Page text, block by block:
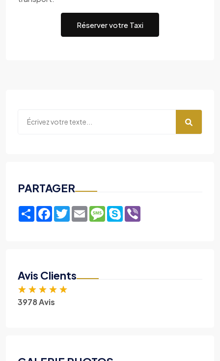
Réserver votre Taxi
PARTAGER
ShareFacebook
TwitterEmailMessage
Skype
Avis Clients
★ ★ ★ ★ ★
3978 Avis